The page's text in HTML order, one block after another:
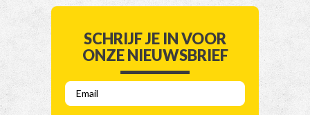
SCHRIJF JE IN VOOR
ONZE NIEUWSBRIEF
E
m